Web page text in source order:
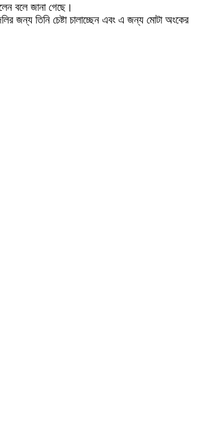
বলে জানা গেছে।
জন্য তিনি চেষ্টা চালাচ্ছেন এবং এ জন্য মোটা অংকের